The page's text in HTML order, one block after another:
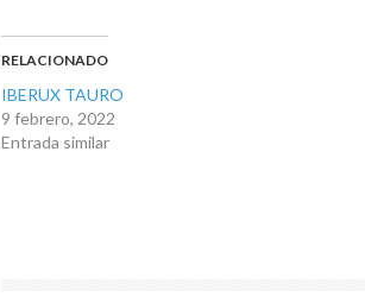
RELACIONADO
IBERUX TAURO
9 febrero, 2022
Entrada similar